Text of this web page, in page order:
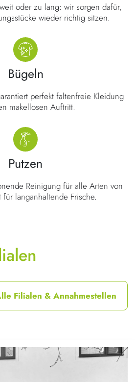
oder zu lang: wir sorgen dafür,
wieder richtig sitzen.
Bügeln
perfekt faltenfreie Kleidung
makellosen Auftritt.
Putzen
Reinigung für alle Arten von
für langanhaltende Frische.
Filialen & Annahmestellen